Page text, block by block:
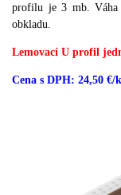
profilu je 3 mb.
obkladu.
Lemovací U profil
Cena s DPH: 24,50 €/